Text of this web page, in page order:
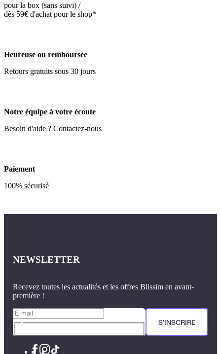
pour la box (sans suivi) /
dès 59€ d'achat pour le shop*
Heureuse ou remboursée
Retours gratuits sous 30 jours
Notre équipe à votre écoute
Besoin d'aide ? Contactez-nous
Paiement
100% sécurisé
NEWSLETTER
Recevez toutes les actualités et les offres Blissim en avant-
première !
S'INSCRIRE